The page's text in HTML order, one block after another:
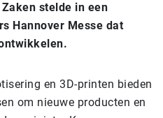
stelde in een
Hannover Messe dat
en 3D-printen bieden
om nieuwe producten en